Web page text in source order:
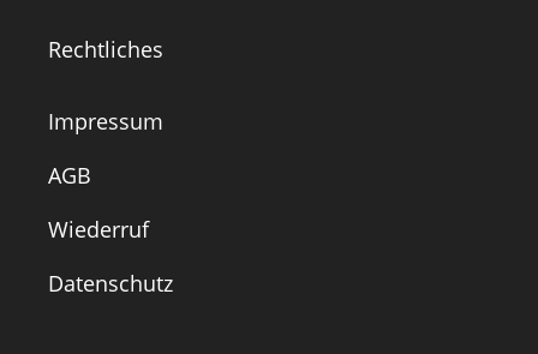
Rechtliches
Impressum
AGB
Wiederruf
Datenschutz